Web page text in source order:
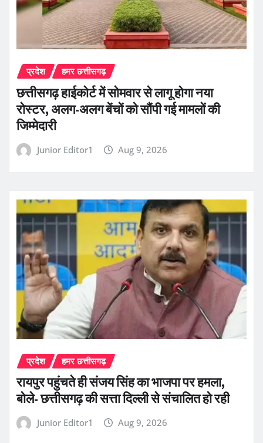
प्रदेश हमर छत्तीसगढ़
छत्तीसगढ़ हाईकोर्ट में सोमवार से लागू होगा नया
रोस्टर, अलग-अलग बेंचों को सौंपी गई मामलों की
जिम्मेदारी
Junior Editor1 Aug 9, 2026
प्रदेश हमर छत्तीसगढ़
रायपुर पहुंचते ही संजय सिंह का भाजपा पर हमला,
बोले- छत्तीसगढ़ की सत्ता दिल्ली से संचालित हो रही
Junior Editor1 Aug 9, 2026